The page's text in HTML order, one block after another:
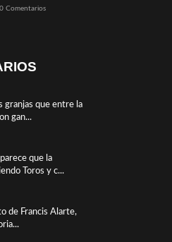
0 Comentarios
granjas que entre la
gan...
que la
Toros y c...
de Francis Alarte,